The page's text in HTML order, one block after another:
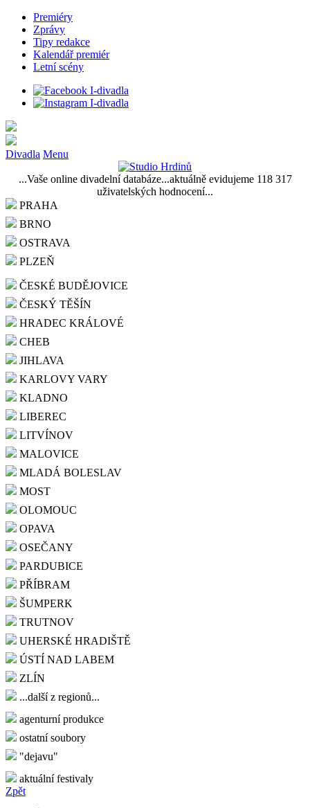
Premiéry
Zprávy
Tipy redakce
Kalendář premiér
Letní scény
Divadla Menu
...Vaše online divadelní databáze...aktuálně evidujeme 118 317
uživatelských hodnocení...
PRAHA
BRNO
OSTRAVA
PLZEŇ
ČESKÉ BUDĚJOVICE
ČESKÝ TĚŠÍN
HRADEC KRÁLOVÉ
CHEB
JIHLAVA
KARLOVY VARY
KLADNO
LIBEREC
LITVÍNOV
MALOVICE
MLADÁ BOLESLAV
MOST
OLOMOUC
OPAVA
OSEČANY
PARDUBICE
PŘÍBRAM
ŠUMPERK
TRUTNOV
UHERSKÉ HRADIŠTĚ
ÚSTÍ NAD LABEM
ZLÍN
...další z regionů...
agenturní produkce
ostatní soubory
"dejavu"
aktuální festivaly
Zpět